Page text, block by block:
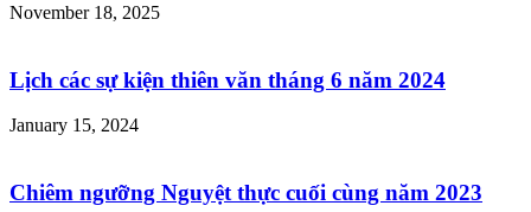
November 18, 2025
Lịch các sự kiện thiên văn tháng 6 năm 2024
January 15, 2024
Chiêm ngưỡng Nguyệt thực cuối cùng năm 2023